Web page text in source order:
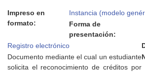
Impreso en
formato:
Instancia (modelo
Forma de
presentación:
Registro electrónico
Documento mediante el cual un estudiante
solicita el reconocimiento de créditos por